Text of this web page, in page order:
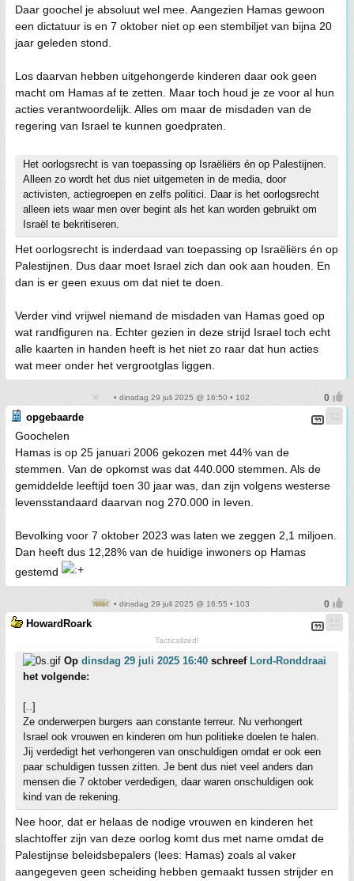
Daar goochel je absoluut wel mee. Aangezien Hamas gewoon
een dictatuur is en 7 oktober niet op een stembiljet van bijna 20
jaar geleden stond.
Los daarvan hebben uitgehongerde kinderen daar ook geen
macht om Hamas af te zetten. Maar toch houd je ze voor al hun
acties verantwoordelijk. Alles om maar de misdaden van de
regering van Israel te kunnen goedpraten.
Het oorlogsrecht is van toepassing op Israëliërs én op Palestijnen.
Alleen zo wordt het dus niet uitgemeten in de media, door
activisten, actiegroepen en zelfs politici. Daar is het oorlogsrecht
alleen iets waar men over begint als het kan worden gebruikt om
Israël te bekritiseren.
Het oorlogsrecht is inderdaad van toepassing op Israëliërs én op
Palestijnen. Dus daar moet Israel zich dan ook aan houden. En
dan is er geen exuus om dat niet te doen.
Verder vind vrijwel niemand de misdaden van Hamas goed op
wat randfiguren na. Echter gezien in deze strijd Israel toch echt
alle kaarten in handen heeft is het niet zo raar dat hun acties
wat meer onder het vergrootglas liggen.
• dinsdag 29 juli 2025 @ 16:50 • 102
opgebaarde
Goochelen
Hamas is op 25 januari 2006 gekozen met 44% van de
stemmen. Van de opkomst was dat 440.000 stemmen. Als de
gemiddelde leeftijd toen 30 jaar was, dan zijn volgens westerse
levensstandaard daarvan nog 270.000 in leven.
Bevolking voor 7 oktober 2023 was laten we zeggen 2,1 miljoen.
Dan heeft dus 12,28% van de huidige inwoners op Hamas
gestemd
• dinsdag 29 juli 2025 @ 16:55 • 103
HowardRoark
Tacticalized!
Op dinsdag 29 juli 2025 16:40 schreef Lord-Ronddraai
het volgende:
[..]
Ze onderwerpen burgers aan constante terreur. Nu verhongert
Israel ook vrouwen en kinderen om hun politieke doelen te halen.
Jij verdedigt het verhongeren van onschuldigen omdat er ook een
paar schuldigen tussen zitten. Je bent dus niet veel anders dan
mensen die 7 oktober verdedigen, daar waren onschuldigen ook
kind van de rekening.
Nee hoor, dat er helaas de nodige vrouwen en kinderen het
slachtoffer zijn van deze oorlog komt dus met name omdat de
Palestijnse beleidsbepalers (lees: Hamas) zoals al vaker
aangegeven geen scheiding hebben gemaakt tussen strijder en